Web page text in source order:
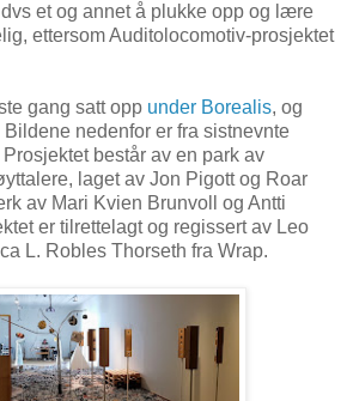
et og annet å plukke opp og lære
ettersom Auditolocomotiv-prosjektet
gang satt opp under Borealis, og
nedenfor er fra sistnevnte
består av en park av
laget av Jon Pigott og Roar
av Mari Kvien Brunvoll og Antti
er tilrettelagt og regissert av Leo
L. Robles Thorseth fra Wrap.